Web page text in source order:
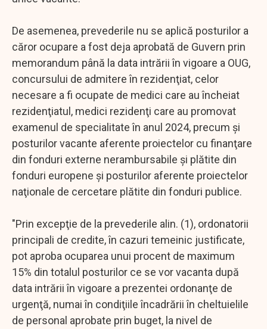
De asemenea, prevederile nu se aplică posturilor a
căror ocupare a fost deja aprobată de Guvern prin
memorandum până la data intrării în vigoare a OUG,
concursului de admitere în rezidenţiat, celor
necesare a fi ocupate de medici care au încheiat
rezidenţiatul, medici rezidenţi care au promovat
examenul de specialitate în anul 2024, precum şi
posturilor vacante aferente proiectelor cu finanţare
din fonduri externe nerambursabile şi plătite din
fonduri europene şi posturilor aferente proiectelor
naţionale de cercetare plătite din fonduri publice.
"Prin excepţie de la prevederile alin. (1), ordonatorii
principali de credite, în cazuri temeinic justificate,
pot aproba ocuparea unui procent de maximum
15% din totalul posturilor ce se vor vacanta după
data intrării în vigoare a prezentei ordonanţe de
urgenţă, numai în condiţiile încadrării în cheltuielile
de personal aprobate prin buget, la nivel de